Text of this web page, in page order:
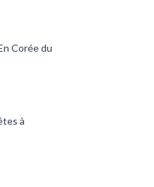
Corée du
à